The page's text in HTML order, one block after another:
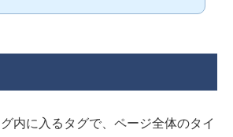
内に入るタグで、ページ全体のタイ